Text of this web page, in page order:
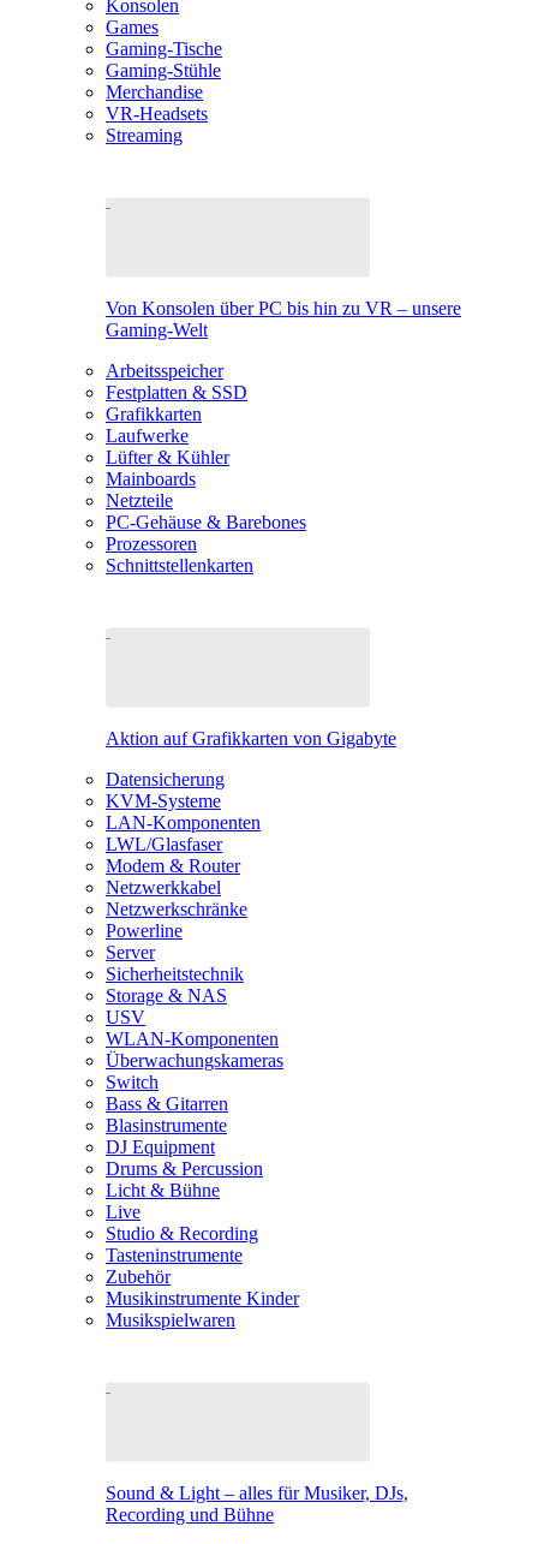
Konsolen
Games
Gaming-Tische
Gaming-Stühle
Merchandise
VR-Headsets
Streaming
Von Konsolen über PC bis hin zu VR – unsere
Gaming-Welt
Arbeitsspeicher
Festplatten & SSD
Grafikkarten
Laufwerke
Lüfter & Kühler
Mainboards
Netzteile
PC-Gehäuse & Barebones
Prozessoren
Schnittstellenkarten
Aktion auf Grafikkarten von Gigabyte
Datensicherung
KVM-Systeme
LAN-Komponenten
LWL/Glasfaser
Modem & Router
Netzwerkkabel
Netzwerkschränke
Powerline
Server
Sicherheitstechnik
Storage & NAS
USV
WLAN-Komponenten
Überwachungskameras
Switch
Bass & Gitarren
Blasinstrumente
DJ Equipment
Drums & Percussion
Licht & Bühne
Live
Studio & Recording
Tasteninstrumente
Zubehör
Musikinstrumente Kinder
Musikspielwaren
Sound & Light – alles für Musiker, DJs,
Recording und Bühne